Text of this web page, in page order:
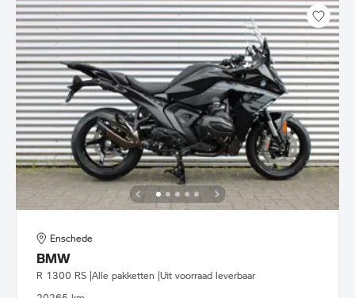
Enschede
BMW
R 1300 RS |Alle pakketten |Uit voorraad leverbaar